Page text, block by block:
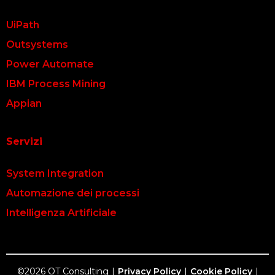
della competitività nel breve termine,
sostenibile nel lungo periodo.
In sintesi, analizzare i processi aziendali
Automation è un'opportunità per le
solo sopravvivere, ma anche a
prosperare in un ambiente di business
complesso e sfidante.
UiPath
Outsystems
Power Automate
IBM Process Mining
Appian
Servizi
System Integration
Automazione dei processi
Intelligenza Artificiale
©2026 OT Consulting Privacy Policy Cookie Policy